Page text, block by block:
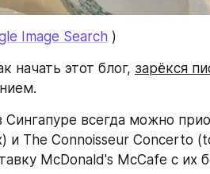
Image Search )
начать этот блог, зарёкся
Сингапуре всегда можно
и The Connoisseur Concerto
McDonald's McCafe с их